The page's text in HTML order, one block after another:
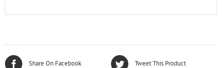
Share On Facebook Tweet This Product